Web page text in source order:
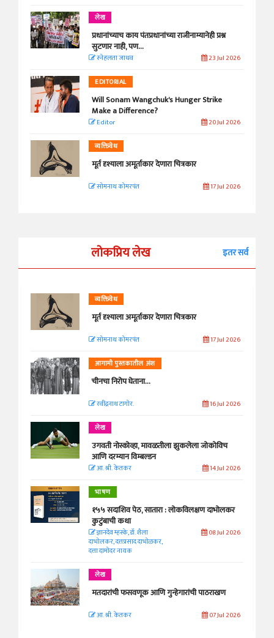
लेख
प्रधानांच्याच काय पंतप्रधानांच्या राजीनाम्यानेही प्रश्न
सुटणार नाही, पण...
स्नेहलता जाधव 23 Jul 2026
EDITORIAL
Will Sonam Wangchuk's Hunger Strike
Make a Difference?
Editor 20 Jul 2026
व्यक्तिवेध
मूर्त दृश्याला अमूर्ताकार देणारा चित्रकार
सोमनाथ कोमरपंत 17 Jul 2026
लोकप्रिय लेख इतर सर्व
व्यक्तिवेध
मूर्त दृश्याला अमूर्ताकार देणारा चित्रकार
सोमनाथ कोमरपंत 17 Jul 2026
आगामी पुस्तकातील अंश
चीनचा निरोप घेताना...
रवींद्रनाथ टागोर. 16 Jul 2026
लेख
उगवती नोस्कोव्हा, मावळतीला झुकलेला जोकोविच
आणि दरम्यान विम्बल्डन
आ. श्री. केतकर 14 Jul 2026
भाषण
१५५ सदाशिव पेठ, सातारा : लोकविलक्षण दाभोलकर
कुटुंबाची कथा
ज्ञानदेव म्हस्के, डॉ. शैला
दाभोलकर, दत्तप्रसाद दाभोळकर,
दत्ता दामोदर नायक
08 Jul 2026
लेख
मतदारांची फसवणूक आणि गुन्हेगारांची पाठराखण
आ. श्री. केतकर 07 Jul 2026